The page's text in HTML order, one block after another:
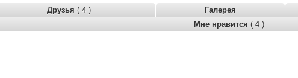
Друзья ( 4 ) Галерея
Мне нравится ( 4 )